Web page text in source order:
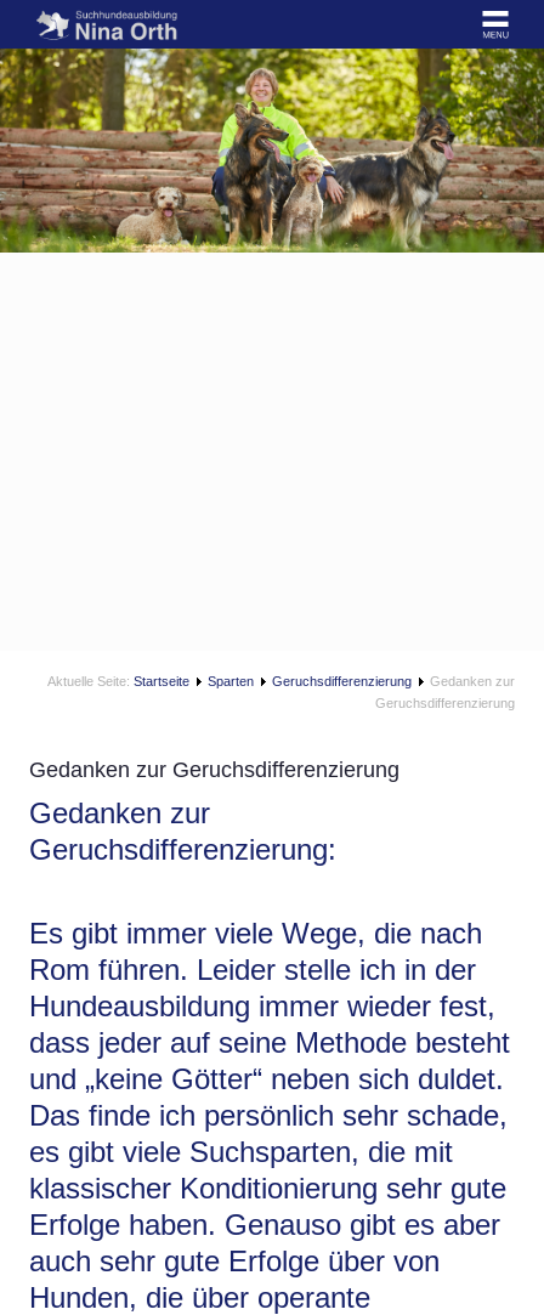
Aktuelle Seite: Startseite Sparten Geruchsdifferenzierung
Gedanken zur
Geruchsdifferenzierung
Gedanken zur Geruchsdifferenzierung
Gedanken zur
Geruchsdifferenzierung:
Es gibt immer viele Wege, die nach
Rom führen. Leider stelle ich in der
Hundeausbildung immer wieder fest,
dass jeder auf seine Methode besteht
und „keine Götter“ neben sich duldet.
Das finde ich persönlich sehr schade,
es gibt viele Suchsparten, die mit
klassischer Konditionierung sehr gute
Erfolge haben. Genauso gibt es aber
auch sehr gute Erfolge über von
Hunden, die über operante